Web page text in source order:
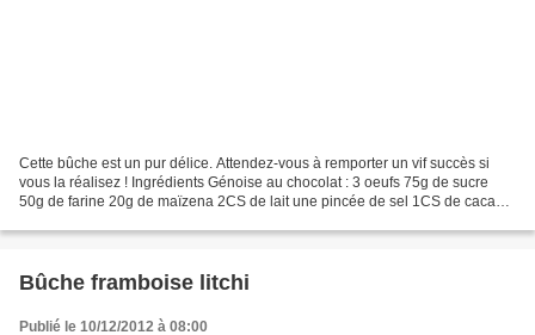
Cette bûche est un pur délice. Attendez-vous à remporter un vif succès si
vous la réalisez ! Ingrédients Génoise au chocolat : 3 oeufs 75g de sucre
50g de farine 20g de maïzena 2CS de lait une pincée de sel 1CS de cacao
Bûche framboise litchi
Publié le 10/12/2012 à 08:00